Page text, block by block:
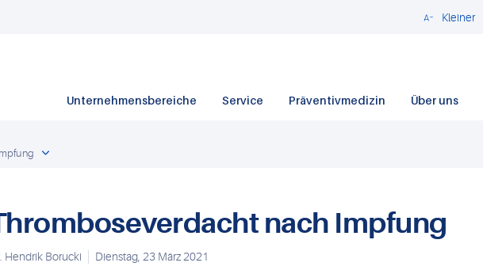
Schließen
Kleiner
Unternehmensbereiche Service Präventivmedizin Über uns
nach Impfung
Hendrik Borucki Dienstag, 23 März 2021